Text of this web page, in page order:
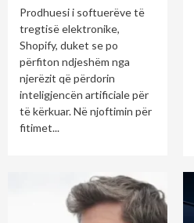
Prodhuesi i softuerëve të
tregtisë elektronike,
Shopify, duket se po
përfiton ndjeshëm nga
njerëzit që përdorin
inteligjencën artificiale për
të kërkuar. Në njoftimin për
fitimet...